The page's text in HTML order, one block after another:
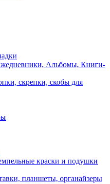
Альбомы, Книги-
скрепки, скобы для
краски и подушки
планшеты, органайзеры